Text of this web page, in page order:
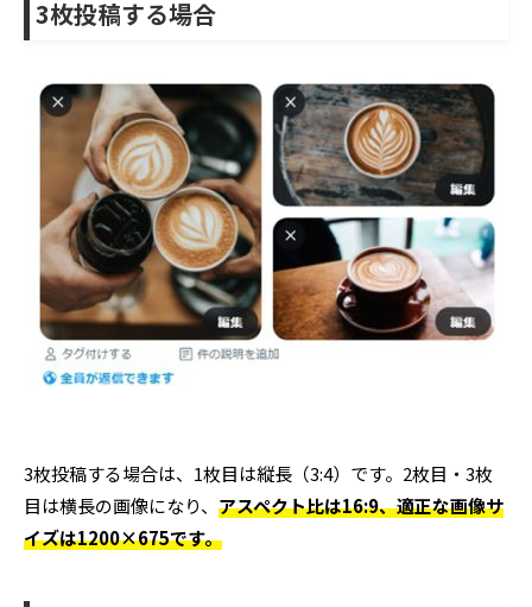
3枚投稿する場合
3枚投稿する場合は、1枚目は縦長（3:4）です。2枚目・3枚
目は横長の画像になり、 アスペクト比は16:9、適正な画像サ
イズは1200×675です。